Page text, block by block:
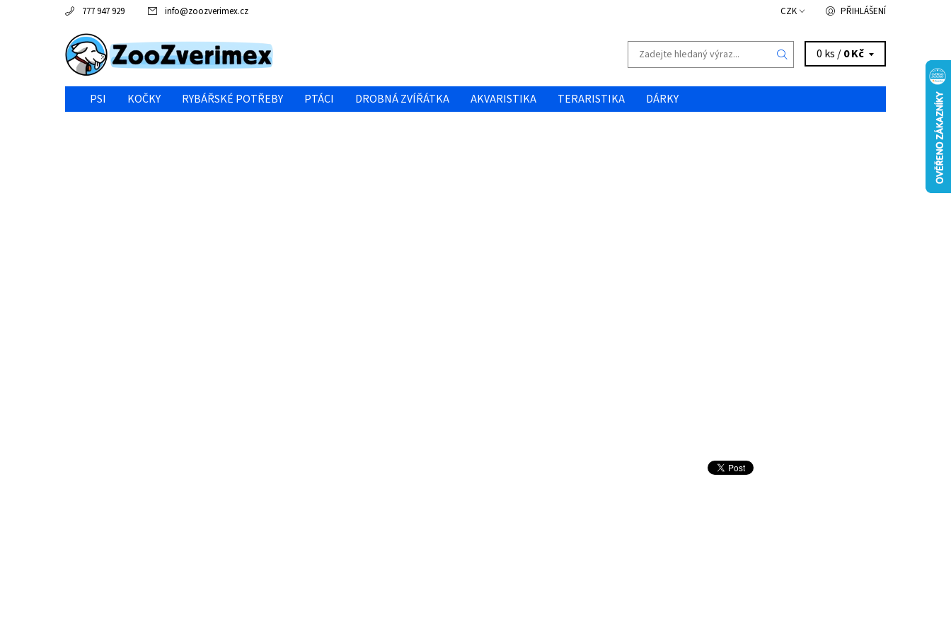
777 947 929 info@zoozverimex.cz CZK PŘIHLÁŠENÍ
0 ks /0 Kč
PSI KOČKY RYBÁŘSKÉ POTŘEBY PTÁCI DROBNÁ ZVÍŘÁTKA AKVARISTIKA TERARISTIKA
DÁRKY